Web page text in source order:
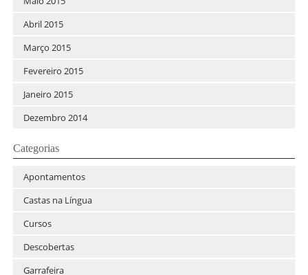
Abril 2015
Março 2015
Fevereiro 2015
Janeiro 2015
Dezembro 2014
Categorias
Apontamentos
Castas na Língua
Cursos
Descobertas
Garrafeira